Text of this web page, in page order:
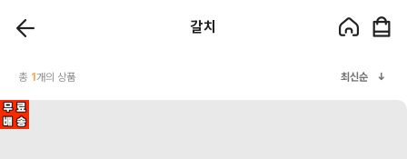
갈치
총 1개의 상품 최신순